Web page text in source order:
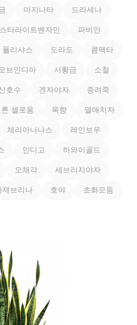
마지나타 드라세나
스타라이트벤자민 파비안
폴리샤스 도라도 콤팩타
브인디아 서황금 소철
호수 겐자야자 종려죽
셀로움 목향 열매치자
체리아나나스 레인보우
인디고 하와이골드
오채각 세브리지야자
제브리나 호야 초화모둠